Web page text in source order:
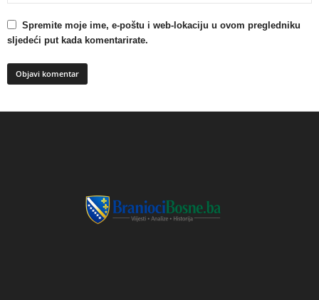
Spremite moje ime, e-poštu i web-lokaciju u ovom pregledniku
sljedeći put kada komentarirate.